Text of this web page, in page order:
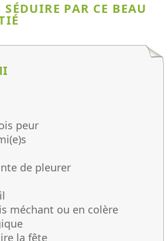
PAR CE BEAU
peur
de pleurer
méchant ou en colère
la fête